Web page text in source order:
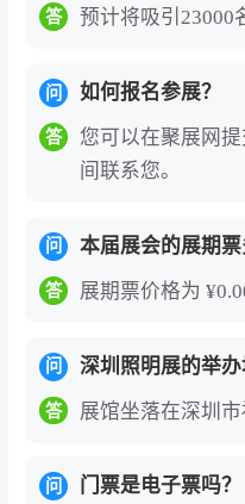
答 预计将吸引23000
问 如何报名参展？
答
您可以在聚展网
间联系您。
问 本届展会的展期票
答 展期票价格为
问 深圳照明展的举办
答 展馆坐落在深圳市
问 门票是电子票吗？